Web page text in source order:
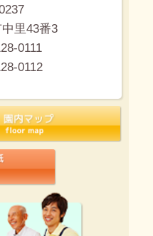
里43番3
0111
0112